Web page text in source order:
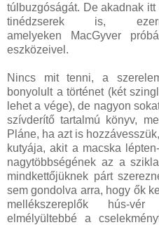
túlbuzgóságát. De akadnak
tinédzserek is,
amelyeken MacGyver
eszközeivel.
Nincs mit tenni, a
bonyolult a történet (két
lehet a vége), de nagyon
szívderítő tartalmú könyv,
Pláne, ha azt is
kutyája, akit a macska
nagytöbbségének az a
mindkettőjüknek párt
sem gondolva arra, hogy ők
mellékszereplők hús-
elmélyültebbé a